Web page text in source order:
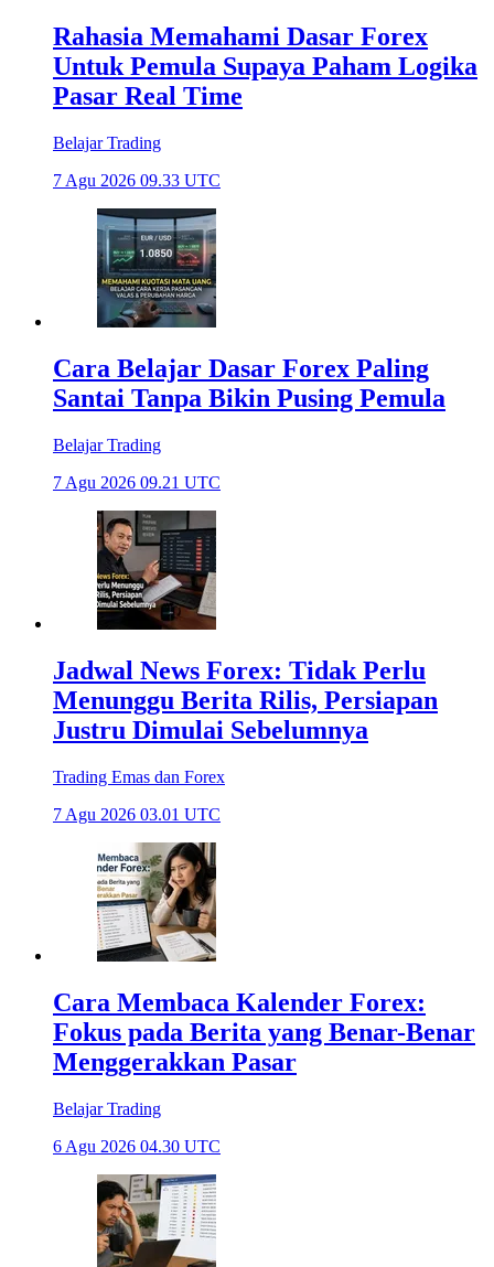
Rahasia Memahami Dasar Forex
Untuk Pemula Supaya Paham Logika
Pasar Real Time
Belajar Trading
7 Agu 2026 09.33 UTC
Cara Belajar Dasar Forex Paling
Santai Tanpa Bikin Pusing Pemula
Belajar Trading
7 Agu 2026 09.21 UTC
Jadwal News Forex: Tidak Perlu
Menunggu Berita Rilis, Persiapan
Justru Dimulai Sebelumnya
Trading Emas dan Forex
7 Agu 2026 03.01 UTC
Cara Membaca Kalender Forex:
Fokus pada Berita yang Benar-Benar
Menggerakkan Pasar
Belajar Trading
6 Agu 2026 04.30 UTC